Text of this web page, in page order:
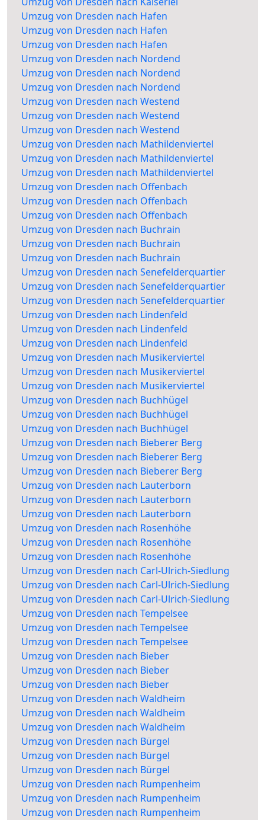
Umzug von Dresden nach Hafen
Umzug von Dresden nach Hafen
Umzug von Dresden nach Hafen
Umzug von Dresden nach Nordend
Umzug von Dresden nach Nordend
Umzug von Dresden nach Nordend
Umzug von Dresden nach Westend
Umzug von Dresden nach Westend
Umzug von Dresden nach Westend
Umzug von Dresden nach Mathildenviertel
Umzug von Dresden nach Mathildenviertel
Umzug von Dresden nach Mathildenviertel
Umzug von Dresden nach Offenbach
Umzug von Dresden nach Offenbach
Umzug von Dresden nach Offenbach
Umzug von Dresden nach Buchrain
Umzug von Dresden nach Buchrain
Umzug von Dresden nach Buchrain
Umzug von Dresden nach Senefelderquartier
Umzug von Dresden nach Senefelderquartier
Umzug von Dresden nach Senefelderquartier
Umzug von Dresden nach Lindenfeld
Umzug von Dresden nach Lindenfeld
Umzug von Dresden nach Lindenfeld
Umzug von Dresden nach Musikerviertel
Umzug von Dresden nach Musikerviertel
Umzug von Dresden nach Musikerviertel
Umzug von Dresden nach Buchhügel
Umzug von Dresden nach Buchhügel
Umzug von Dresden nach Buchhügel
Umzug von Dresden nach Bieberer Berg
Umzug von Dresden nach Bieberer Berg
Umzug von Dresden nach Bieberer Berg
Umzug von Dresden nach Lauterborn
Umzug von Dresden nach Lauterborn
Umzug von Dresden nach Lauterborn
Umzug von Dresden nach Rosenhöhe
Umzug von Dresden nach Rosenhöhe
Umzug von Dresden nach Rosenhöhe
Umzug von Dresden nach Carl-Ulrich-Siedlung
Umzug von Dresden nach Carl-Ulrich-Siedlung
Umzug von Dresden nach Carl-Ulrich-Siedlung
Umzug von Dresden nach Tempelsee
Umzug von Dresden nach Tempelsee
Umzug von Dresden nach Tempelsee
Umzug von Dresden nach Bieber
Umzug von Dresden nach Bieber
Umzug von Dresden nach Bieber
Umzug von Dresden nach Waldheim
Umzug von Dresden nach Waldheim
Umzug von Dresden nach Waldheim
Umzug von Dresden nach Bürgel
Umzug von Dresden nach Bürgel
Umzug von Dresden nach Bürgel
Umzug von Dresden nach Rumpenheim
Umzug von Dresden nach Rumpenheim
Umzug von Dresden nach Rumpenheim